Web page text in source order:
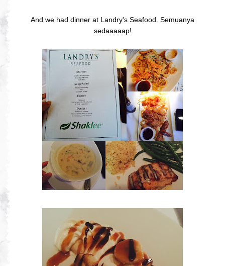
And we had dinner at Landry's Seafood. Semuanya
sedaaaaap!